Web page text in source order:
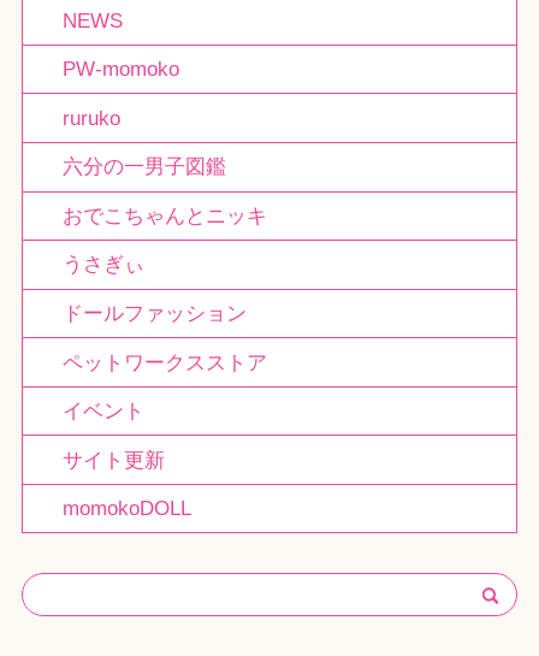
NEWS
PW-momoko
ruruko
六分の一男子図鑑
おでこちゃんとニッキ
うさぎぃ
ドールファッション
ペットワークスストア
イベント
サイト更新
momokoDOLL